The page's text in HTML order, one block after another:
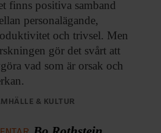
finns positiva samband
personalägande,
och trivsel. Men
gör det svårt att
vad som är orsak och
& KULTUR